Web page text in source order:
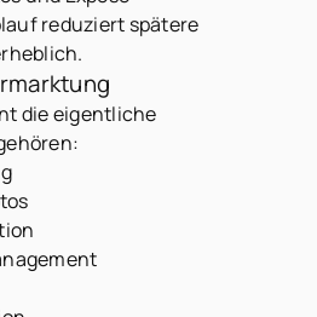
reduziert spätere
die eigentliche